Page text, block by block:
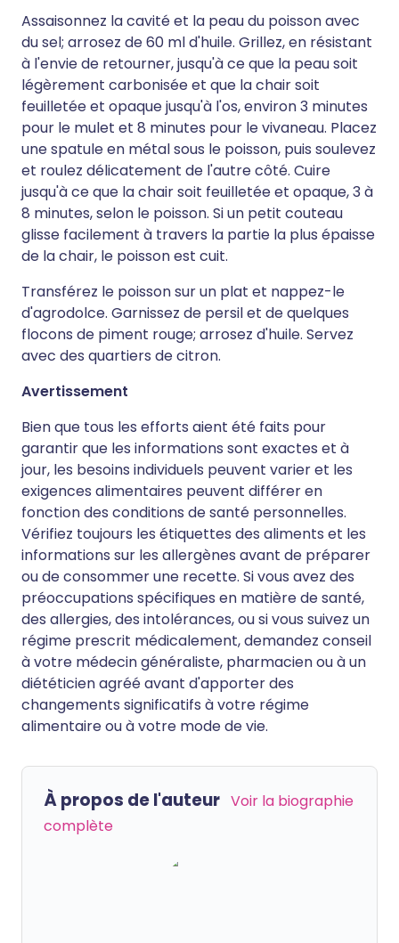
Assaisonnez la cavité et la peau du poisson avec
du sel; arrosez de 60 ml d'huile. Grillez, en résistant
à l'envie de retourner, jusqu'à ce que la peau soit
légèrement carbonisée et que la chair soit
feuilletée et opaque jusqu'à l'os, environ 3 minutes
pour le mulet et 8 minutes pour le vivaneau. Placez
une spatule en métal sous le poisson, puis soulevez
et roulez délicatement de l'autre côté. Cuire
jusqu'à ce que la chair soit feuilletée et opaque, 3 à
8 minutes, selon le poisson. Si un petit couteau
glisse facilement à travers la partie la plus épaisse
de la chair, le poisson est cuit.
Transférez le poisson sur un plat et nappez-le
d'agrodolce. Garnissez de persil et de quelques
flocons de piment rouge; arrosez d'huile. Servez
avec des quartiers de citron.
Avertissement
Bien que tous les efforts aient été faits pour
garantir que les informations sont exactes et à
jour, les besoins individuels peuvent varier et les
exigences alimentaires peuvent différer en
fonction des conditions de santé personnelles.
Vérifiez toujours les étiquettes des aliments et les
informations sur les allergènes avant de préparer
ou de consommer une recette. Si vous avez des
préoccupations spécifiques en matière de santé,
des allergies, des intolérances, ou si vous suivez un
régime prescrit médicalement, demandez conseil
à votre médecin généraliste, pharmacien ou à un
diététicien agréé avant d'apporter des
changements significatifs à votre régime
alimentaire ou à votre mode de vie.
À propos de l'auteur Voir la biographie
complète